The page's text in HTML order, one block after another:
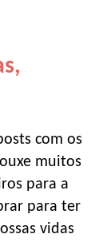
com os
muitos
para a
para ter
vidas